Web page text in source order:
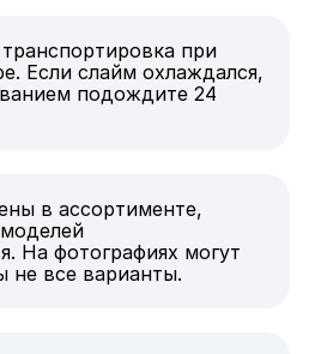
при
Если слайм охлаждался,
подождите 24
в ассортименте,
На фотографиях могут
не все варианты.